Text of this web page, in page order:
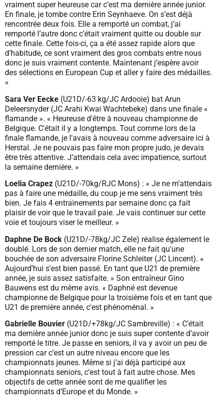
vraiment super heureuse car c’est ma dernière année junior.
En finale, je tombe contre Erin Seynhaeve. On s’est déjà
rencontrée deux fois. Elle a remporté un combat, j’ai
remporté l’autre donc c’était vraiment quitte ou double sur
cette finale. Cette fois-ci, ça a été assez rapide alors que
d’habitude, ce sont vraiment des gros combats entre nous
donc je suis vraiment contente. Maintenant j’espère avoir
des sélections en European Cup et aller y faire des médailles.
»
Sara Ver Eecke (U21D/-63 kg/JC Ardooie) bat Arun
Deleersnyder (JC Arahi Kwai Wachtebeke) dans une finale «
flamande ». « Heureuse d'être à nouveau championne de
Belgique. C'était il y a longtemps. Tout comme lors de la
finale flamande, je l'avais à nouveau comme adversaire ici à
Herstal. Je ne pouvais pas faire mon propre judo, je devais
être très attentive. J’attendais cela avec impatience, surtout
la semaine dernière. »
Loelia Crapez (U21D/-70kg/RJC Mons) : « Je ne m’attendais
pas à faire une médaille, du coup je me sens vraiment très
bien. Je fais 4 entrainements par semaine donc ça fait
plaisir de voir que le travail paie. Je vais continuer sur cette
voie et toujours viser le meilleur. »
Daphne De Bock (U21D/-78kg/JC Zele) réalise également le
doublé. Lors de son dernier match, elle ne fait qu'une
bouchée de son adversaire Florine Schleiter (JC Lincent). «
Aujourd’hui s'est bien passé. En tant que U21 de première
année, je suis assez satisfaite. » Son entraîneur Gino
Bauwens est du même avis. « Daphné est devenue
championne de Belgique pour la troisième fois et en tant que
U21 de première année, c'est phénoménal. »
Gabrielle Bouvier (U21D/+78kg/JC Sambreville) : « C’était
ma dernière année junior donc je suis super contente d’avoir
remporté le titre. Je passe en seniors, il va y avoir un peu de
pression car c’est un autre niveau encore que les
championnats jeunes. Même si j’ai déjà participé aux
championnats seniors, c’est tout à fait autre chose. Mes
objectifs de cette année sont de me qualifier les
championnats d’Europe et du Monde. »